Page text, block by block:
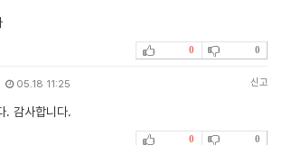
0 0
05.18 11:25 신고
. 감사합니다.
0 0